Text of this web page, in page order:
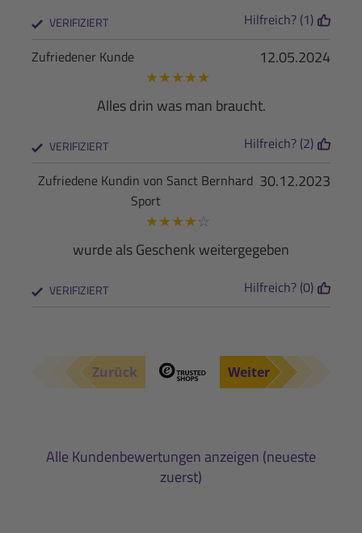
VERIFIZIERT Hilfreich? (1)
12.05.2024
Zufriedener Kunde
★★★★★
Alles drin was man braucht.
VERIFIZIERT Hilfreich? (2)
30.12.2023
Zufriedene Kundin von Sanct Bernhard
Sport
★★★★☆
wurde als Geschenk weitergegeben
VERIFIZIERT Hilfreich? (0)
Zurück Weiter
Alle Kundenbewertungen anzeigen (neueste
zuerst)